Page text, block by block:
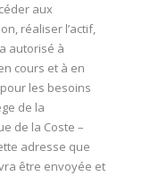
aux
réaliser l’actif,
autorisé à
cours et à en
les besoins
de la
de la Coste –
adresse que
être envoyée et